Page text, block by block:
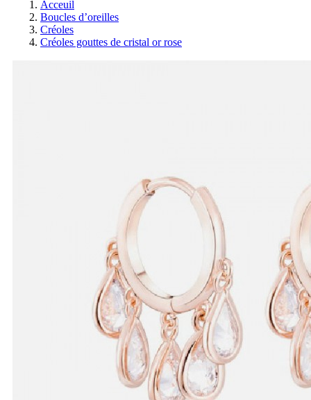
Acceuil
Boucles d’oreilles
Créoles
Créoles gouttes de cristal or rose